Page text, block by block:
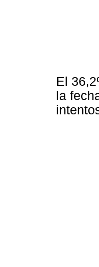
El
la